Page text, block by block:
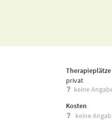
Therapieplätze
privat
keine
Kosten
keine